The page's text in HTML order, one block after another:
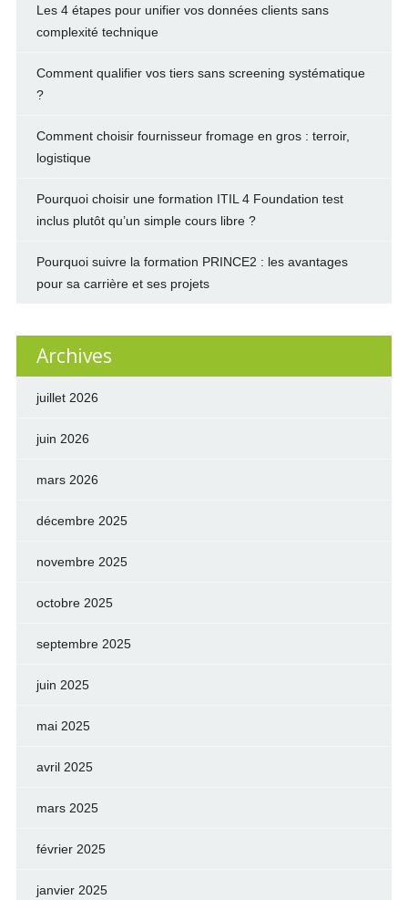
Les 4 étapes pour unifier vos données clients sans
complexité technique
Comment qualifier vos tiers sans screening systématique
?
Comment choisir fournisseur fromage en gros : terroir,
logistique
Pourquoi choisir une formation ITIL 4 Foundation test
inclus plutôt qu’un simple cours libre ?
Pourquoi suivre la formation PRINCE2 : les avantages
pour sa carrière et ses projets
Archives
juillet 2026
juin 2026
mars 2026
décembre 2025
novembre 2025
octobre 2025
septembre 2025
juin 2025
mai 2025
avril 2025
mars 2025
février 2025
janvier 2025